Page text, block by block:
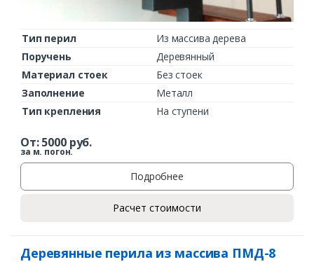
Тип перил
Из массива дерева
Поручень
Деревянный
Материал стоек
Без стоек
Заполнение
Металл
Тип крепления
На ступени
От:5000руб.
за м. погон.
Подробнее
Расчет стоимости
Деревянные перила из массива ПМД-8